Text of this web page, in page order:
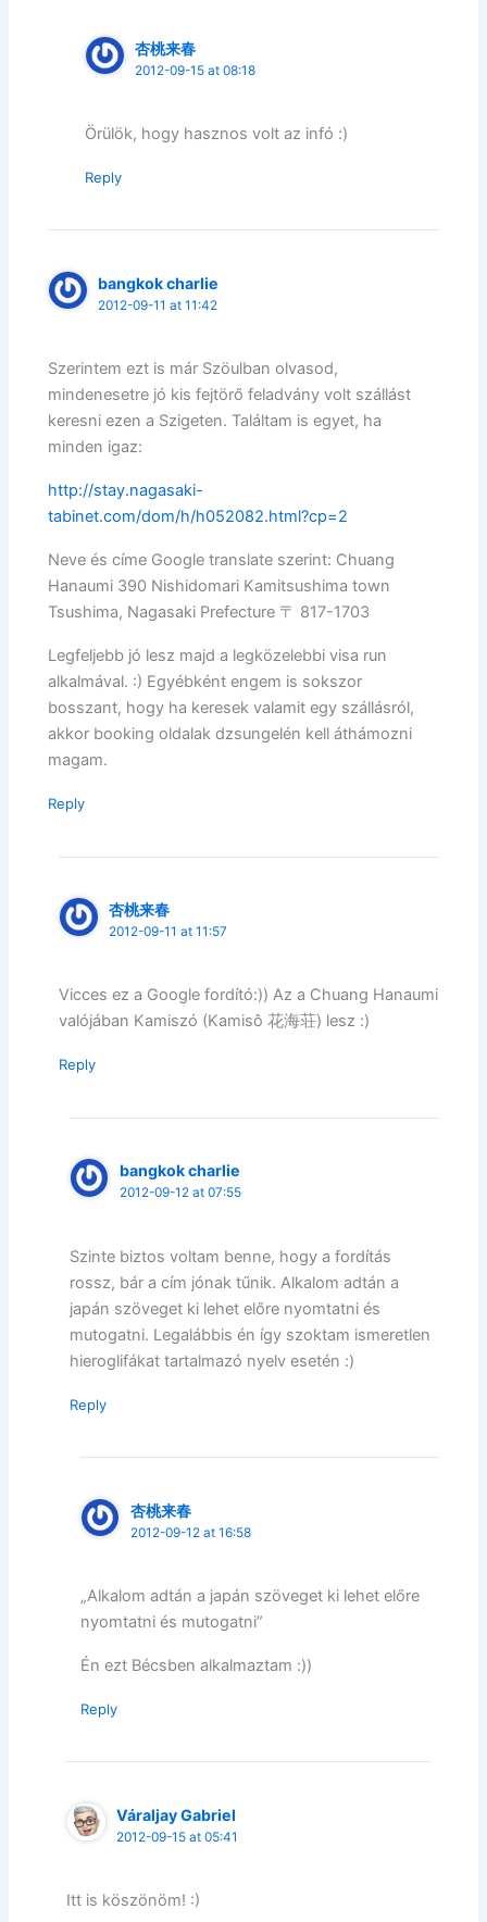
杏桃来春
2012-09-15 at 08:18
Örülök, hogy hasznos volt az infó :)
Reply
bangkok charlie
2012-09-11 at 11:42
Szerintem ezt is már Szöulban olvasod,
mindenesetre jó kis fejtörő feladvány volt szállást
keresni ezen a Szigeten. Találtam is egyet, ha
minden igaz:
http://stay.nagasaki-
tabinet.com/dom/h/h052082.html?cp=2
Neve és címe Google translate szerint: Chuang
Hanaumi 390 Nishidomari Kamitsushima town
Tsushima, Nagasaki Prefecture 〒 817-1703
Legfeljebb jó lesz majd a legközelebbi visa run
alkalmával. :) Egyébként engem is sokszor
bosszant, hogy ha keresek valamit egy szállásról,
akkor booking oldalak dzsungelén kell áthámozni
magam.
Reply
杏桃来春
2012-09-11 at 11:57
Vicces ez a Google fordító:)) Az a Chuang Hanaumi
valójában Kamiszó (Kamisô 花海荘) lesz :)
Reply
bangkok charlie
2012-09-12 at 07:55
Szinte biztos voltam benne, hogy a fordítás
rossz, bár a cím jónak tűnik. Alkalom adtán a
japán szöveget ki lehet előre nyomtatni és
mutogatni. Legalábbis én így szoktam ismeretlen
hieroglifákat tartalmazó nyelv esetén :)
Reply
杏桃来春
2012-09-12 at 16:58
„Alkalom adtán a japán szöveget ki lehet előre
nyomtatni és mutogatni”
Én ezt Bécsben alkalmaztam :))
Reply
Váraljay Gabriel
2012-09-15 at 05:41
Itt is köszönöm! :)